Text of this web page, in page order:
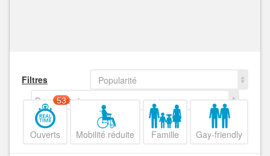
Filtres
Popularité
Decroissant
Ouverts
53
Mobilité réduite Famille Gay-friendly